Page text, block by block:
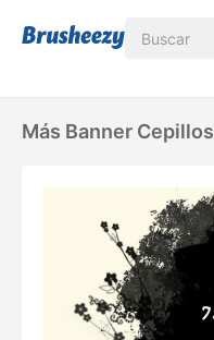
Más Banner Cepillos